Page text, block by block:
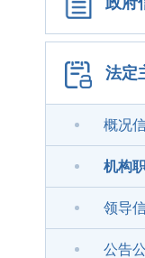
法定
概况
机构
领导
公告